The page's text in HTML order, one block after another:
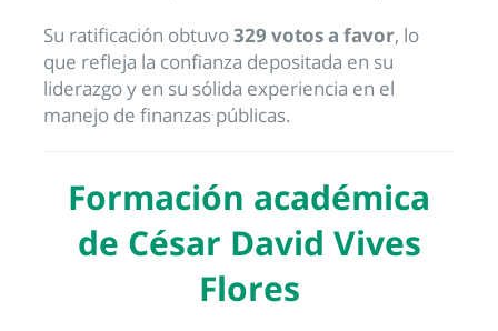
Su ratificación obtuvo329 votos a favor, lo
que refleja la confianza depositada en su
liderazgo y en su sólida experiencia en el
manejo de finanzas públicas.
Formación académica
de César David Vives
Flores